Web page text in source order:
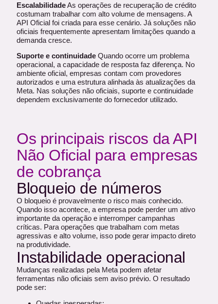
EscalabilidadeAs operações de recuperação de crédito
costumam trabalhar com alto volume de mensagens. A
API Oficial foi criada para esse cenário. Já soluções não
oficiais frequentemente apresentam limitações quando a
demanda cresce.
Suporte e continuidade Quando ocorre um problema
operacional, a capacidade de resposta faz diferença. No
ambiente oficial, empresas contam com provedores
autorizados e uma estrutura alinhada às atualizações da
Meta. Nas soluções não oficiais, suporte e continuidade
dependem exclusivamente do fornecedor utilizado.
Os principais riscos da API
Não Oficial para empresas
de cobrança
Bloqueio de números
O bloqueio é provavelmente o risco mais conhecido.
Quando isso acontece, a empresa pode perder um ativo
importante da operação e interromper campanhas
críticas. Para operações que trabalham com metas
agressivas e alto volume, isso pode gerar impacto direto
na produtividade.
Instabilidade operacional
Mudanças realizadas pela Meta podem afetar
ferramentas não oficiais sem aviso prévio. O resultado
pode ser: